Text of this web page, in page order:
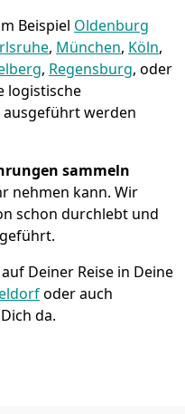
Beispiel Oldenburg
, München, Köln,
, Regensburg, oder
logistische
werden
sammeln
nehmen kann. Wir
schon durchlebt und
Deiner Reise in Deine
oder auch
da.